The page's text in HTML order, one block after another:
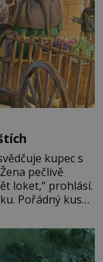
kupec s
pečlivě
loket,“ prohlásí.
Pořádný kus
švadlena
podívejte.“